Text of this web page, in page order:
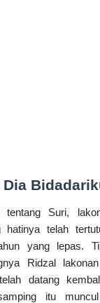
tentang Suri,
hatinya telah
yang lepas.
Ridzal
datang
itu